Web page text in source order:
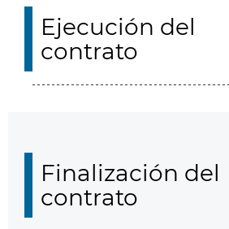
Ejecución del
contrato
Finalización del
contrato